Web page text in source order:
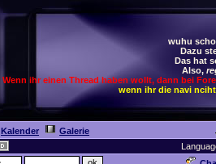
wuhu
Dazu
Das hat
Also,
Wenn ihr einen Thread haben wollt, dann bei
wenn ihr die navi
Kalender
Galerie